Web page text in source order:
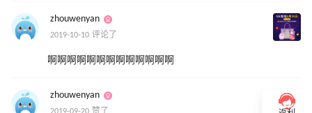
zhouwenyan
2019-10-10 评论了
啊啊啊啊啊啊啊啊啊啊啊啊啊
zhouwenyan